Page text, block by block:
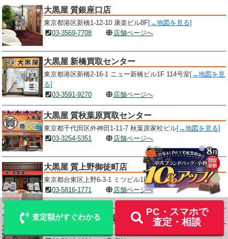
大黒屋 質銀座口店
東京都港区新橋1-12-10 康楽ビル8F[→地図を見る]
03-3569-7708
店舗ページへ
大黒屋 新橋買取センター
東京都港区新橋2-16-1 ニュー新橋ビル1F 114号室 [→地図を見
る]
03-3591-9270
店舗ページへ
大黒屋 質秋葉原買取センター
東京都千代田区外神田1-11-7 秋葉原家松ビル[→地図を見る]
03-3254-5351
店舗ページへ
大黒屋 質上野御徒町店
東京都台東区上野6-3-1 ミツビル1F [→地図を見る]
03-5816-1771
店舗ページへ
大黒屋 質御徒町買取センター
[→地図を見る]
査定額がすぐわかる
PC・スマホで
査定・相談
LINE査定 メール査定
宅配買取を申込む 出張買取